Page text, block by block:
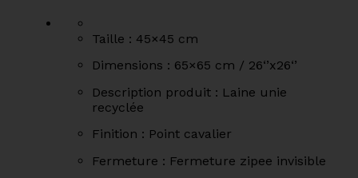
Taille : 45×45 cm
Dimensions : 65×65 cm / 26‘’x26‘’
Description produit : Laine unie
recyclée
Finition : Point cavalier
Fermeture : Fermeture zipee invisible